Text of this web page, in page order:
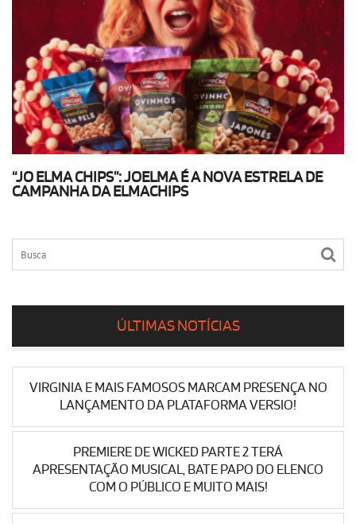
“JO ELMA CHIPS”: JOELMA É A NOVA ESTRELA DE
CAMPANHA DA ELMACHIPS
ÚLTIMAS NOTÍCIAS
VIRGINIA E MAIS FAMOSOS MARCAM PRESENÇA NO
LANÇAMENTO DA PLATAFORMA VERSIO!
PREMIERE DE WICKED PARTE 2 TERÁ
APRESENTAÇÃO MUSICAL, BATE PAPO DO ELENCO
COM O PÚBLICO E MUITO MAIS!